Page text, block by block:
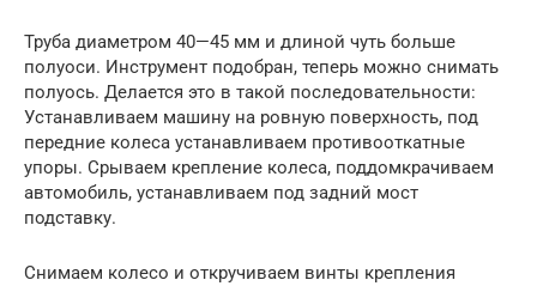
Труба диаметром 40—45 мм и длиной чуть больше
полуоси. Инструмент подобран, теперь можно снимать
полуось. Делается это в такой последовательности:
Устанавливаем машину на ровную поверхность, под
передние колеса устанавливаем противооткатные
упоры. Срываем крепление колеса, поддомкрачиваем
автомобиль, устанавливаем под задний мост
подставку.
Снимаем колесо и откручиваем винты крепления